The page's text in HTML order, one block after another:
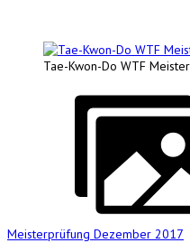
Tae-Kwon-Do WTF
Meisterprüfung Dezember 2017